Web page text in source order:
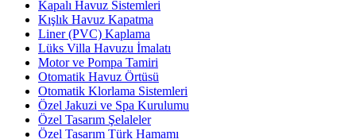
Kapalı Havuz Sistemleri
Kışlık Havuz Kapatma
Liner (PVC) Kaplama
Lüks Villa Havuzu İmalatı
Motor ve Pompa Tamiri
Otomatik Havuz Örtüsü
Otomatik Klorlama Sistemleri
Özel Jakuzi ve Spa Kurulumu
Özel Tasarım Şelaleler
Özel Tasarım Türk Hamamı